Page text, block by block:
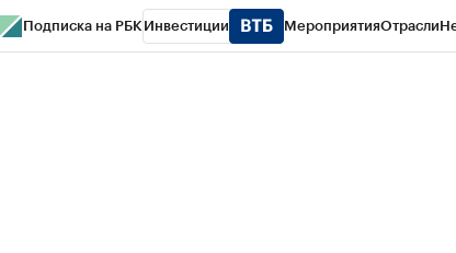
Подписка на РБК Инвестиции МероприятияОтрасли